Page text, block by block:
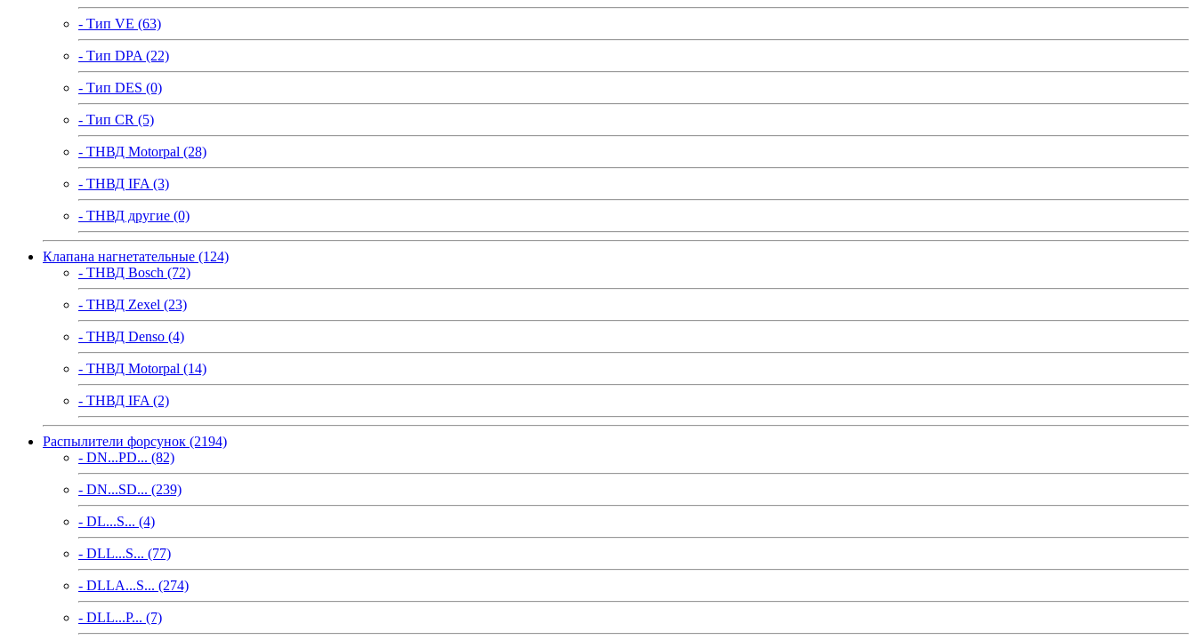
- Тип VE (63)
- Тип DPA (22)
- Тип DES (0)
- Тип CR (5)
- ТНВД Motorpal (28)
- ТНВД IFA (3)
- ТНВД другие (0)
Клапана нагнетательные (124)
- ТНВД Bosch (72)
- ТНВД Zexel (23)
- ТНВД Denso (4)
- ТНВД Motorpal (14)
- ТНВД IFA (2)
Распылители форсунок (2194)
- DN...PD... (82)
- DN...SD... (239)
- DL...S... (4)
- DLL...S... (77)
- DLLA...S... (274)
- DLL...P... (7)